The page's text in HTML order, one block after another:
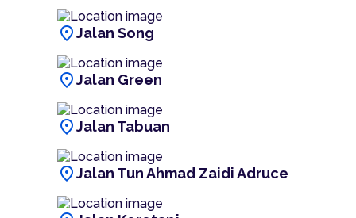
location_onJalan Song
location_onJalan Green
location_onJalan Tabuan
location_onJalan Tun Ahmad Zaidi Adruce